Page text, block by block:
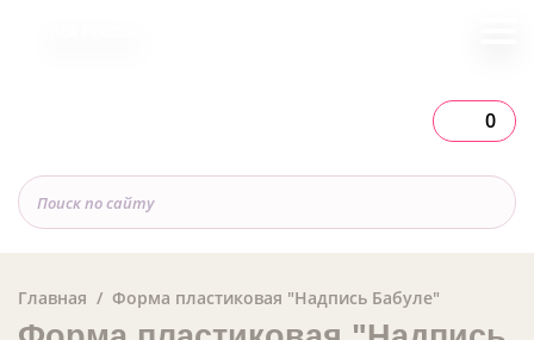
0
Главная Форма пластиковая "Надпись Бабуле"